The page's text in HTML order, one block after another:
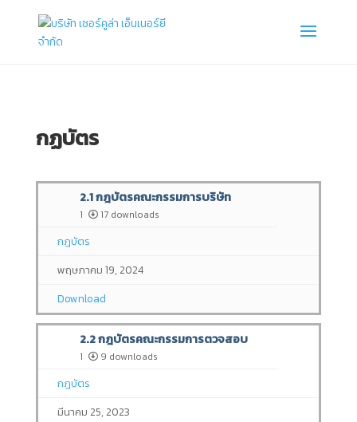
กฏบัตร
2.1 กฎบัตรคณะกรรมการบริษัท
1 17 downloads
กฎบัตร
พฤษภาคม 19, 2024
Download
2.2 กฎบัตรคณะกรรมการตวจสอบ
1 9 downloads
กฎบัตร
มีนาคม 25, 2023